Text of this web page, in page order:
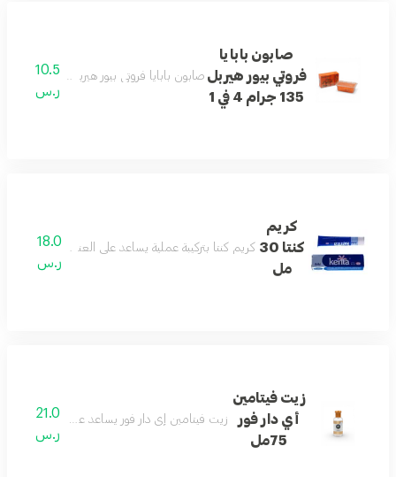
صابون بابايا
فروتي بيور هيربل
135 جرام 4 في 1
صابون بابايا فروتي بيور هيربل 4 في 1 ينظف البشرة بلطف ويمنحها مظهرًا ناعمًا.
10.5
ر.س
كريم
كنتا 30
مل
كريم كنتا بتركيبة عملية يساعد على العناية بالبشرة
18.0
ر.س
زيت فيتامين
أي دار فور
75مل
زيت فيتامين إي دار فور يساعد على ترطيب
21.0
ر.س